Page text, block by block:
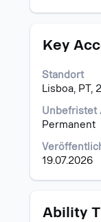
Key
Standort
Lisboa, PT,
Unbefristet
Permanent
19.07.2026
Drücken
die
Leertaste,
die
anzuzeigen.
Ability
Drücken